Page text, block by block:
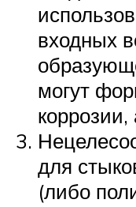
входных
могут
для
(либо